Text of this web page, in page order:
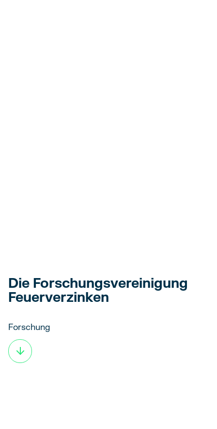
Die Forschungs­vereinigung
Feuer­verzinken
Forschung